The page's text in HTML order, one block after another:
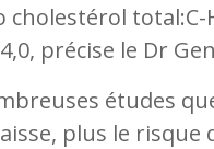
cholestérol total:C-
précise le Dr
études
plus le risque